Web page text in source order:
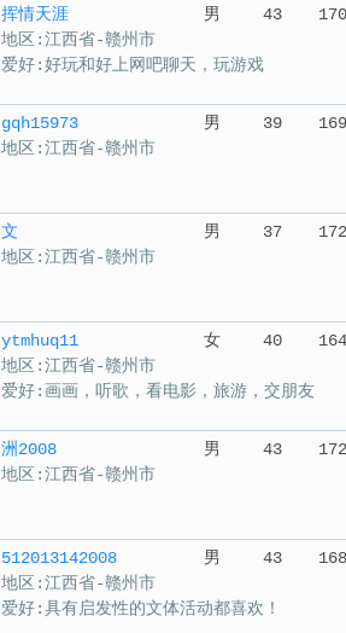
挥情天涯 男 43
170
地区:江西省-赣州市
爱好:好玩和好上网吧聊天，玩游戏
gqh15973 男 39
169
地区:江西省-赣州市
文 男 37
172
地区:江西省-赣州市
ytmhuq11 女 40
164
地区:江西省-赣州市
爱好:画画，听歌，看电影，旅游，交朋友
洲2008 男 43
172
地区:江西省-赣州市
512013142008 男 43
168
地区:江西省-赣州市
爱好:具有启发性的文体活动都喜欢！